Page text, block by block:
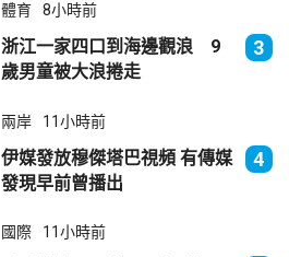
體育 8小時前
浙江一家四口到海邊觀浪 9
歲男童被大浪捲走
3
兩岸 11小時前
伊媒發放穆傑塔巴視頻 有傳媒
發現早前曾播出
4
國際 11小時前